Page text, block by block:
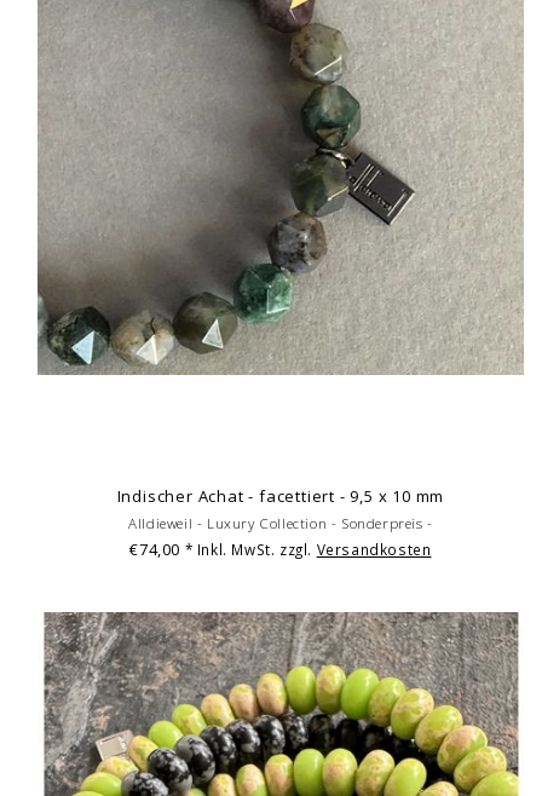
Indischer Achat - facettiert - 9,5 x 10 mm
Alldieweil - Luxury Collection - Sonderpreis -
€74,00 * Inkl. MwSt. zzgl. Versandkosten